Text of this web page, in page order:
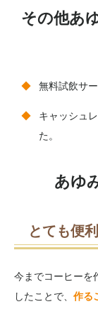
その他あ
無料試飲サ
キャッシュ
た。
あゆ
とても便
今までコーヒーを
したことで、 作る